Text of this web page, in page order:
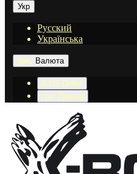
Укр
Русский
Українська
грн. Валюта
$ US Dollar
грн. Гривна